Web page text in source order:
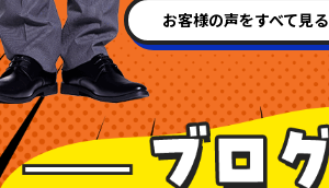
お客様の声をすべて見る